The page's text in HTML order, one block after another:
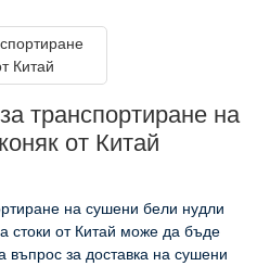
транспортиране на
от Китай
на сушени бели нудли
стоки от Китай може да бъде
въпрос за доставка на сушени